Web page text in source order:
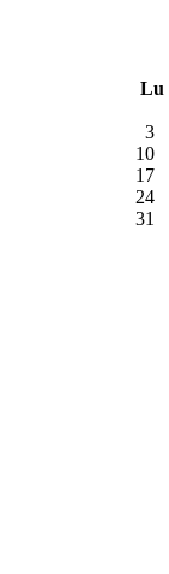
Lu
3
10
17
24
31